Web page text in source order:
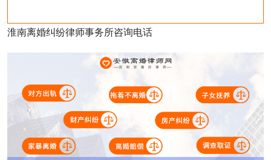
淮南离婚纠纷律师事务所咨询电话